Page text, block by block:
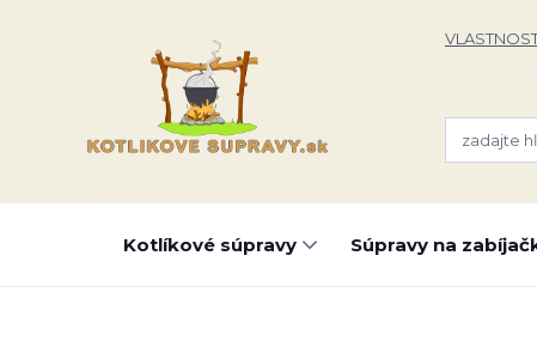
Kotlíkové súpravy Súpravy na